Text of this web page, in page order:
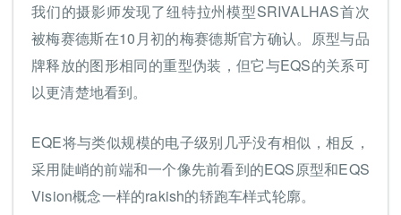
我们的摄影师发现了纽特拉州模型SRIVALHAS首次
被梅赛德斯在10月初的梅赛德斯官方确认。原型与品
牌释放的图形相同的重型伪装，但它与EQS的关系可
以更清楚地看到。
EQE将与类似规模的电子级别几乎没有相似，相反，
采用陡峭的前端和一个像先前看到的EQS原型和EQS
Vision概念一样的rakish的轿跑车样式轮廓。